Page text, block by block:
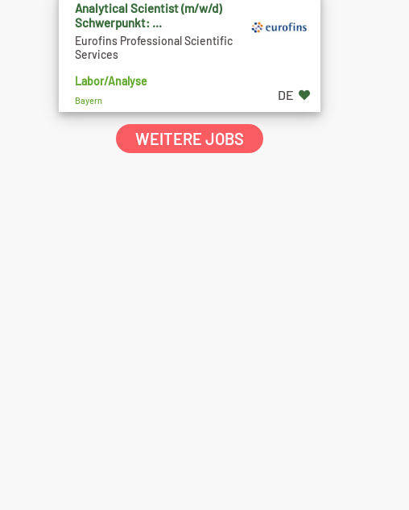
Analytical Scientist (m/w/d)
Schwerpunkt: ...
Eurofins Professional Scientific
Services
Labor/Analyse
Bayern DE
WEITERE JOBS